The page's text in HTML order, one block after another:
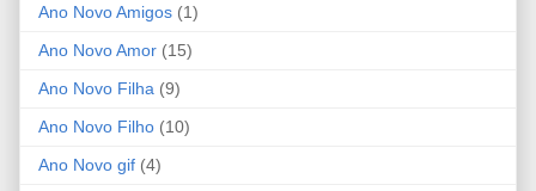
Ano Novo Amigos (1)
Ano Novo Amor (15)
Ano Novo Filha (9)
Ano Novo Filho (10)
Ano Novo gif (4)